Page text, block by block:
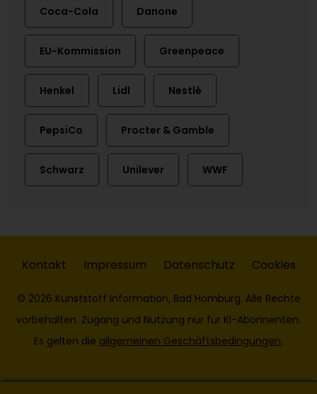
Coca-Cola Danone
EU-Kommission Greenpeace
Henkel Lidl Nestlé
PepsiCo Procter & Gamble
Schwarz Unilever WWF
Kontakt Impressum Datenschutz Cookies
© 2026 Kunststoff Information, Bad Homburg. Alle Rechte
vorbehalten. Zugang und Nutzung nur für KI-Abonnenten.
Es gelten die allgemeinen Geschäftsbedingungen.